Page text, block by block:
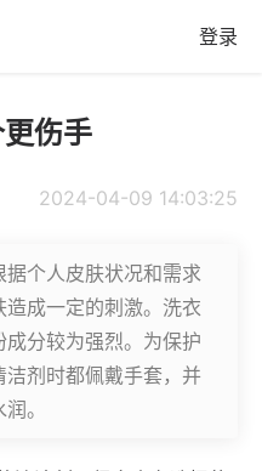
登录
伤手
2024-04-09 14:03:25
个人皮肤状况和需求
成一定的刺激。洗衣
分较为强烈。为保护
剂时都佩戴手套，并
。